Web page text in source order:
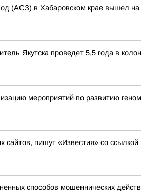
(АСЗ) в Хабаровском крае вышел на
Якутска проведет 5,5 года в
мероприятий по развитию
сайтов, пишут «Известия» со
способов мошеннических